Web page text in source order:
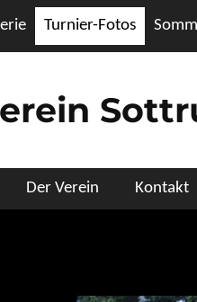
Top Menu
Turnier-Fotos
Menü
Der Verein Kontakt